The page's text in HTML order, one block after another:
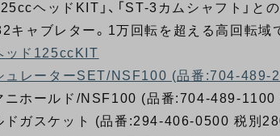
ヘッドKIT」、「ST-3カムシャフト」
キャブレター。1万回転を超える高回転域
ッド125ccKIT
ュレーターSET/NSF100 (品番:704-489-
ニホールド/NSF100 (品番:704-489-
ドガスケット (品番:294-406-0500 税別